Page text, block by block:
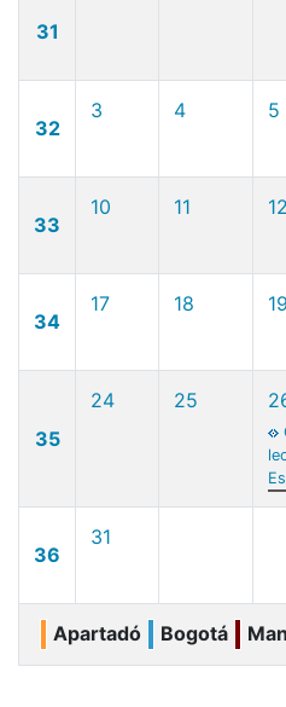
31
32
3 4 5
33
10 11 12
34
17 18 19
35
24 25
36
31
Apartadó Bogotá